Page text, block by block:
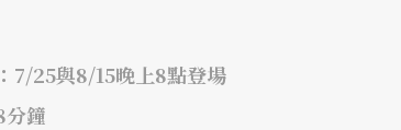
25與8/15晚上8點登場
鐘